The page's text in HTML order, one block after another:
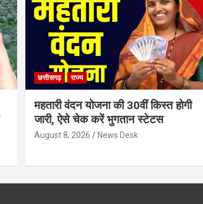
छत्तीसगढ़ राज्य
महतारी वंदन योजना की 30वीं किस्त होगी
जारी, ऐसे चेक करें भुगतान स्टेटस
August 8, 2026 News Desk